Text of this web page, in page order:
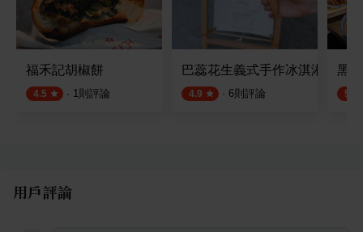
福禾記胡椒餅
4.5 · 1則評論
巴蕊花生義式手作冰淇淋🍦
4.9 · 6則評論
黑
5.0
用戶評論